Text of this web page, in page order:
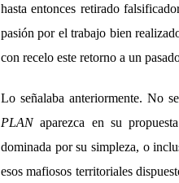
hasta entonces retirado
pasión por el trabajo bien
con recelo este retorno a un
Lo señalaba anteriormente. No
PLANaparezca en su
dominada por su simpleza, o
esos mafiosos territoriales